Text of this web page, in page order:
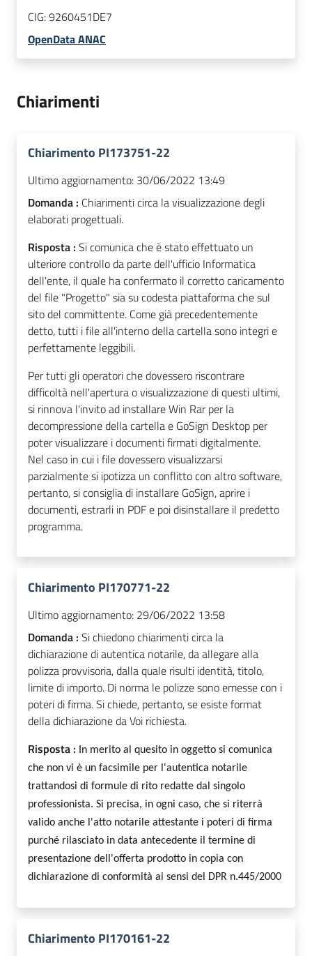
CIG:9260451DE7
OpenData ANAC
Chiarimenti
Chiarimento PI173751-22
Ultimo aggiornamento: 30/06/2022 13:49
Domanda : Chiarimenti circa la visualizzazione degli
elaborati progettuali.
Risposta : Si comunica che è stato effettuato un
ulteriore controllo da parte dell'ufficio Informatica
dell'ente, il quale ha confermato il corretto caricamento
del file "Progetto" sia su codesta piattaforma che sul
sito del committente. Come già precedentemente
detto, tutti i file all'interno della cartella sono integri e
perfettamente leggibili.
Per tutti gli operatori che dovessero riscontrare
difficoltà nell'apertura o visualizzazione di questi ultimi,
si rinnova l'invito ad installare Win Rar per la
decompressione della cartella e GoSign Desktop per
poter visualizzare i documenti firmati digitalmente.
Nel caso in cui i file dovessero visualizzarsi
parzialmente si ipotizza un conflitto con altro software,
pertanto, si consiglia di installare GoSign, aprire i
documenti, estrarli in PDF e poi disinstallare il predetto
programma.
Chiarimento PI170771-22
Ultimo aggiornamento: 29/06/2022 13:58
Domanda : Si chiedono chiarimenti circa la
dichiarazione di autentica notarile, da allegare alla
polizza provvisoria, dalla quale risulti identità, titolo,
limite di importo. Di norma le polizze sono emesse con i
poteri di firma. Si chiede, pertanto, se esiste format
della dichiarazione da Voi richiesta.
Risposta :
In merito al quesito in oggetto si comunica
che non vi è un facsimile per l'autentica notarile
trattandosi di formule di rito redatte dal singolo
professionista. Si precisa, in ogni caso, che si riterrà
valido anche l'atto notarile attestante i poteri di firma
purché rilasciato in data antecedente il termine di
presentazione dell'offerta prodotto in copia con
dichiarazione di conformità ai sensi del DPR n.445/2000
Chiarimento PI170161-22